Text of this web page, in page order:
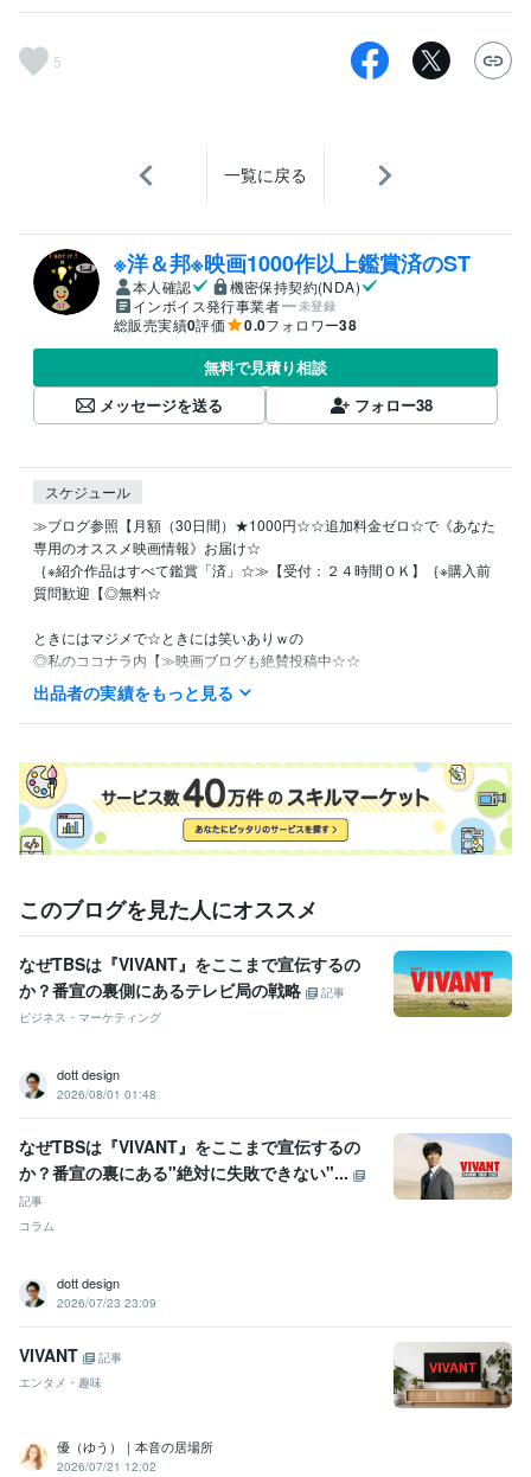
5
一覧に戻る
※洋＆邦※映画1000作以上鑑賞済のST
本人確認
機密保持契約(NDA)
インボイス発行事業者
未登録
総販売実績0評価 0.0フォロワー38
無料で見積り相談
メッセージを送る
フォロー38
スケジュール
≫ブログ参照【月額（30日間）★1000円☆☆追加料金ゼロ☆で《あなた
専用のオススメ映画情報》お届け☆
｛※紹介作品はすべて鑑賞「済」☆≫【受付：２４時間ＯＫ】｛※購入前
質問歓迎【◎無料☆
ときにはマジメで☆ときには笑いありｗの
◎私のココナラ内【≫映画ブログも絶賛投稿中☆☆
｛◆無料ブログ《166》記事＋◆有料ブログ《7》記事の
（《参考》◎☆100☆記事目達成日時【☆☆2024年5月7日12時54分☆
☆】）
【正式出品購入】に向けた検討材料にお使いください☆☆
以上☆
【≫来る者拒まず去る者追わず≪】で、
（＝※購入者様のメッセージを私出品者が確認できる回数）を【☆３０日
※具体的な日時・その他内容は、事前打ち合わせにて☆
（＝※この時点では３０日カウントはされないのでご安心を☆☆
住まい・美容・生活相談
出品者の実績をもっと見る
このブログを見た人にオススメ
なぜTBSは『VIVANT』をここまで宣伝するの
か？番宣の裏側にあるテレビ局の戦略
記事
ビジネス・マーケティング
dott design
2026/08/01 01:48
なぜTBSは『VIVANT』をここまで宣伝するの
か？番宣の裏にある"絶対に失敗できない"...
記事
コラム
dott design
2026/07/23 23:09
VIVANT
記事
エンタメ・趣味
優（ゆう）｜本音の居場所
2026/07/21 12:02